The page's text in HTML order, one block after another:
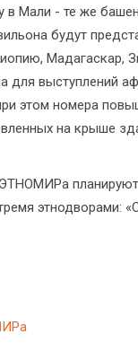
в Мали - те же
будут
Мадагаскар,
для выступлений
этом номера
на крыше
планируют